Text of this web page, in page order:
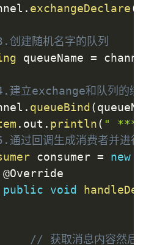
. exchangeDeclare(
建随机名字的队列
queueName =
立exchange和队列的绑
. queueBind (
. out . println( " ****
过回调生成消费者并进行
consumer = new
@Override
public
void
// 获取消息内容然后